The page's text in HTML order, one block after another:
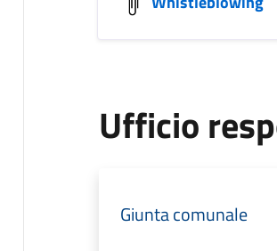
Ufficio
Giunta comunale